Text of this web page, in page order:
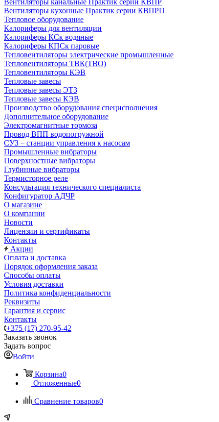
Вентиляторы канальные Практик серии КВПР
Вентиляторы кухонные Практик серии КВПРП
Тепловое оборудование
Калориферы для вентиляции
Калориферы КСк водяные
Калориферы КПСк паровые
Тепловентиляторы электрические промышленные
Тепловентиляторы ТВК(ТВО)
Тепловентиляторы КЭВ
Тепловые завесы
Тепловые завесы ЭТЗ
Тепловые завесы КЭВ
Производство оборудования специсполнения
Дополнительное оборудование
Электромагнитные тормоза
Провод ВПП водопогружной
СУЗ – станции управления к насосам
Промышленные вибраторы
Поверхностные вибраторы
Глубинные вибраторы
Термисторное реле
Консультация технического специалиста
Конфигуратор АДЧР
О магазине
О компании
Новости
Лицензии и сертификаты
Контакты
Акции
Оплата и доставка
Порядок оформления заказа
Способы оплаты
Условия доставки
Политика конфиденциальности
Реквизиты
Гарантия и сервис
Контакты
+375 (17) 270-95-42
Заказать звонок
Задать вопрос
Войти
Корзина0
Отложенные0
Сравнение товаров0